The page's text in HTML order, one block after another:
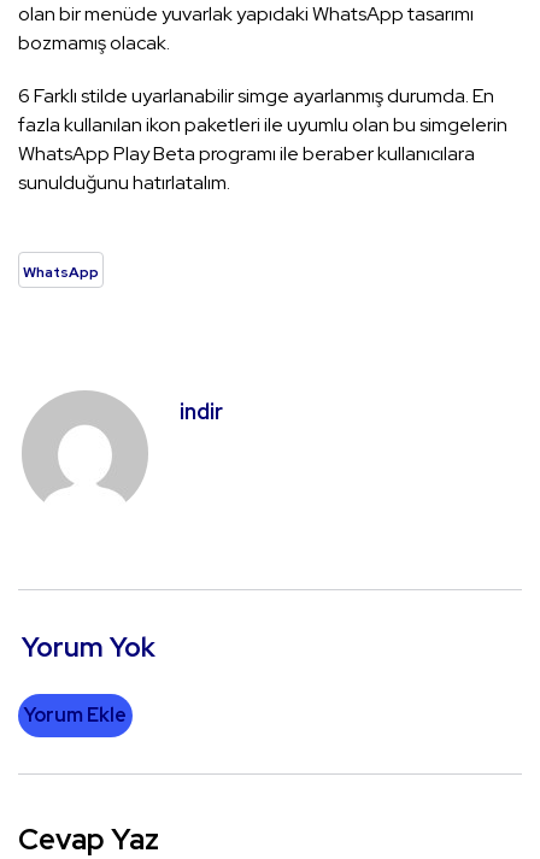
olan bir menüde yuvarlak yapıdaki WhatsApp tasarımı
bozmamış olacak.
6 Farklı stilde uyarlanabilir simge ayarlanmış durumda. En
fazla kullanılan ikon paketleri ile uyumlu olan bu simgelerin
WhatsApp Play Beta programı ile beraber kullanıcılara
sunulduğunu hatırlatalım.
WhatsApp
indir
Yorum Yok
Yorum Ekle
Cevap Yaz